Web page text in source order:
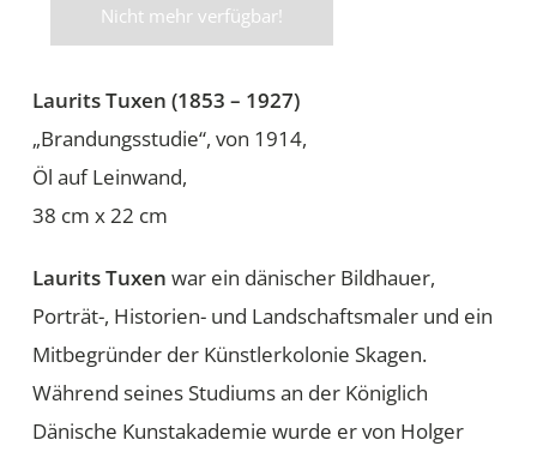
Nicht mehr verfügbar!
Laurits Tuxen (1853 – 1927)
„Brandungsstudie“, von 1914,
Öl auf Leinwand,
38 cm x 22 cm
Laurits Tuxen war ein dänischer Bildhauer,
Porträt-, Historien- und Landschaftsmaler und ein
Mitbegründer der Künstlerkolonie Skagen.
Während seines Studiums an der Königlich
Dänische Kunstakademie wurde er von Holger